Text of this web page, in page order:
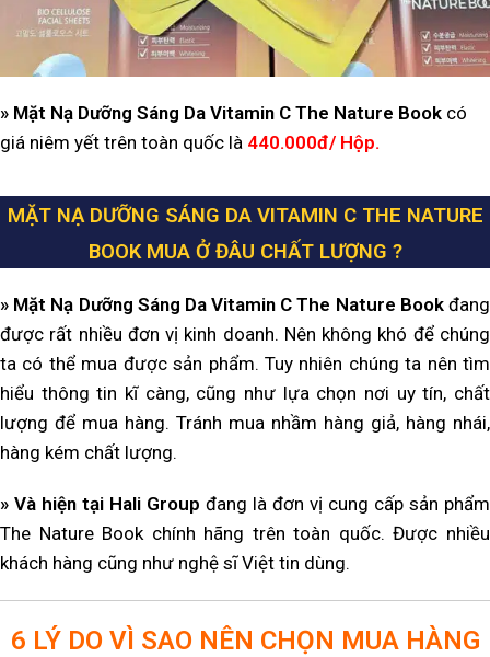
» Mặt Nạ Dưỡng Sáng Da Vitamin C The Nature Book có
giá niêm yết trên toàn quốc là 440.000đ/ Hộp.
MẶT NẠ DƯỠNG SÁNG DA VITAMIN C THE NATURE
BOOK MUA Ở ĐÂU CHẤT LƯỢNG ?
» Mặt Nạ Dưỡng Sáng Da Vitamin C The Nature Book đang
được rất nhiều đơn vị kinh doanh. Nên không khó để chúng
ta có thể mua được sản phẩm. Tuy nhiên chúng ta nên tìm
hiểu thông tin kĩ càng, cũng như lựa chọn nơi uy tín, chất
lượng để mua hàng. Tránh mua nhầm hàng giả, hàng nhái,
hàng kém chất lượng.
» Và hiện tại Hali Group đang là đơn vị cung cấp sản phẩm
The Nature Book chính hãng trên toàn quốc. Được nhiều
khách hàng cũng như nghệ sĩ Việt tin dùng.
6 LÝ DO VÌ SAO NÊN CHỌN MUA HÀNG